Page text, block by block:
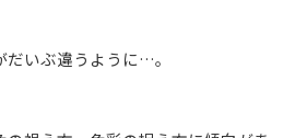
いぶ違うように…。